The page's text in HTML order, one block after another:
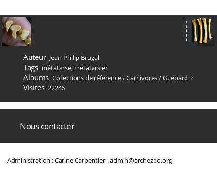
Auteur Jean-Philip Brugal
Tags métatarse, métatarsien
Albums Collections de référence/Carnivores/Guépard ♀
Visites 22246
Nous contacter
Administration : Carine Carpentier -admin@archezoo.org